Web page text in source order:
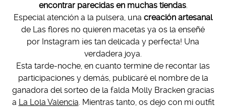
encontrar parecidas en muchas tiendas.
Especial atención a la pulsera, una creación artesanal
de Las flores no quieren macetas ya os la enseñé
por Instagram ¡es tan delicada y perfecta! Una
verdadera joya.
Esta tarde-noche, en cuanto termine de recontar las
participaciones y demás, publicaré el nombre de la
ganadora del sorteo de la falda Molly Bracken gracias
a La Lola Valencia. Mientras tanto, os dejo con mi outfit